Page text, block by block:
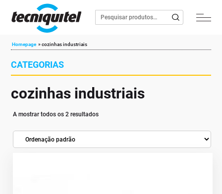
Homepage »cozinhas industriais
CATEGORIAS
cozinhas industriais
A mostrar todos os 2 resultados